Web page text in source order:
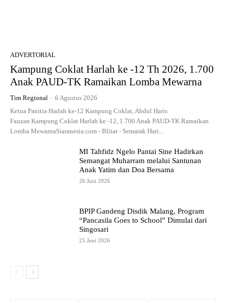
ADVERTORIAL
Kampung Coklat Harlah ke -12 Th 2026, 1.700
Anak PAUD-TK Ramaikan Lomba Mewarna
Tim Regional - 6 Agustus 2026
Ketua Panitia Harlah ke-12 Kampung Coklat, Abdul Haris
Fauzan.Kampung Coklat Harlah ke -12, 1.700 Anak PAUD-TK Ramaikan
Lomba MewarnaSiaranesia.com - Blitar - Semarak Hari...
MI Tahfidz Ngelo Pantai Sine Hadirkan
Semangat Muharram melalui Santunan
Anak Yatim dan Doa Bersama
26 Juni 2026
BPIP Gandeng Disdik Malang, Program
“Pancasila Goes to School” Dimulai dari
Singosari
25 Juni 2026